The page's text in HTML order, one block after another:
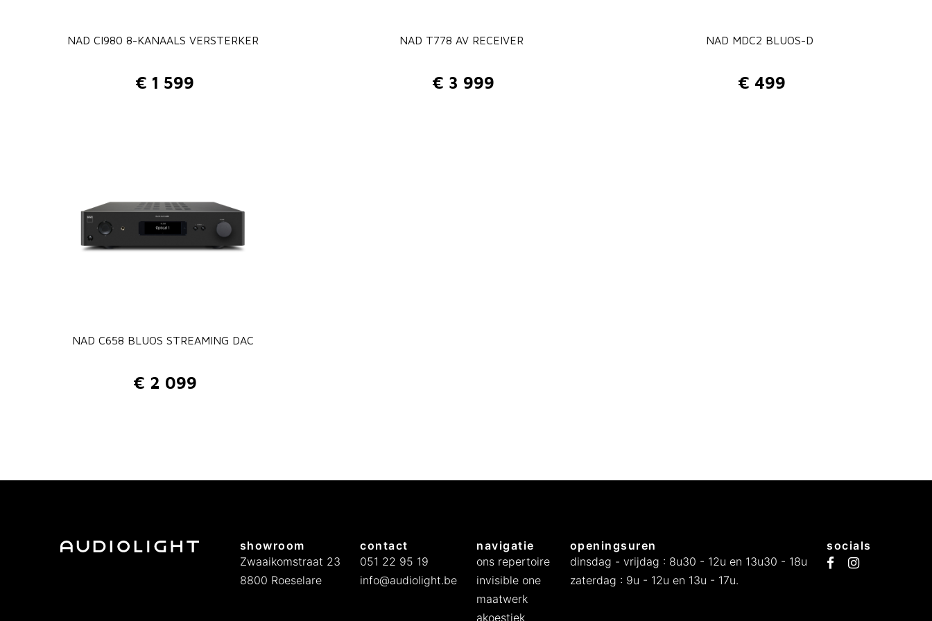
NAD CI980 8-KANAALS VERSTERKER
€ 1 599
NAD T778 AV RECEIVER
€ 3 999
NAD MDC2 BLUOS-D
€ 499
NAD C658 BLUOS STREAMING DAC
€ 2 099
showroom
Zwaaikomstraat 23
8800 Roeselare
contact
051 22 95 19
info@audiolight.be
navigatie
ons repertoire
invisible one
maatwerk
akoestiek
openingsuren
dinsdag - vrijdag : 8u30 - 12u en 13u30 - 18u
zaterdag : 9u - 12u en 13u - 17u.
socials